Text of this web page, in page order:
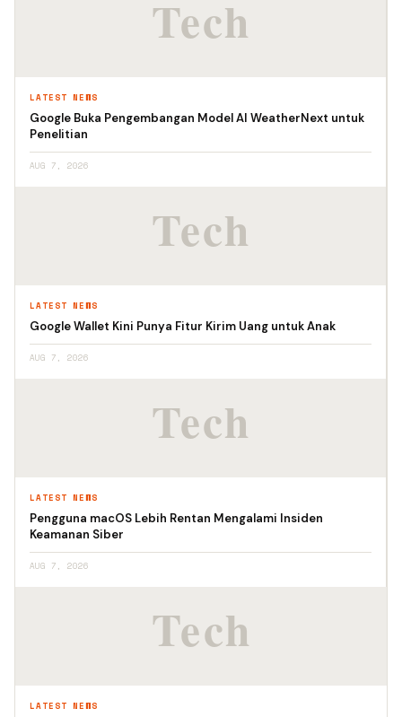
LATEST NEWS
Google Buka Pengembangan Model AI WeatherNext untuk
Penelitian
AUG 7, 2026
LATEST NEWS
Google Wallet Kini Punya Fitur Kirim Uang untuk Anak
AUG 7, 2026
LATEST NEWS
Pengguna macOS Lebih Rentan Mengalami Insiden
Keamanan Siber
AUG 7, 2026
LATEST NEWS